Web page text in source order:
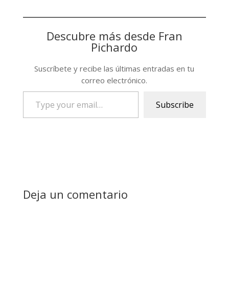
Descubre más desde Fran
Pichardo
Suscríbete y recibe las últimas entradas en tu
correo electrónico.
email…
Subscribe
Deja un comentario